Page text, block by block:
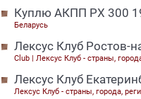
Куплю АКПП РХ 300
Беларусь
Лексус Клуб Ростов-
Club | Лексус Клуб - страны,
Лексус Клуб
Лексус Клуб - страны, города,